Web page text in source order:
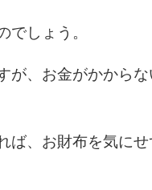
でしょう。
が、お金がかから
ば、お財布を気に